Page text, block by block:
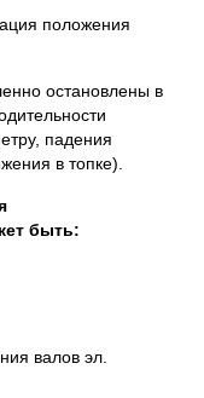
положения
остановлены в
падения
в топке).
быть:
валов эл.